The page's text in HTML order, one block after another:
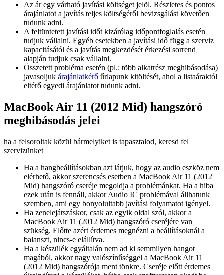
Az ár egy várható javítási költséget jelöl. Részletes és pontos
árajánlatot a javítás teljes költségéről bevizsgálást követően
tudunk adni.
A feltüntetett javítási időt kizárólag időpontfoglalás esetén
tudjuk vállalni. Egyéb esetekben a javítási idő függ a szerviz
kapacitásától és a javítás megkezdését érkezési sorrend
alapján tudjuk csak vállalni.
Összetett probléma esetén (pl.: több alkatrész meghibásodása)
javasoljuk árajánlatkérő űrlapunk kitöltését, ahol a listaáraktól
eltérő egyedi árajánlatot tudunk adni.
MacBook Air 11 (2012 Mid) hangszóró
meghibásodás jelei
ha a felsoroltak közül bármelyiket is tapasztalod, keresd fel
szervizünket
Ha a hangbeállításokban azt látjuk, hogy az audio eszköz nem
elérhető, akkor szerencsés esetben a MacBook Air 11 (2012
Mid) hangszóró cseréje megoldja a problémánkat. Ha a hiba
ezek után is fennáll, akkor Audio IC problémával állhatunk
szemben, ami egy bonyolultabb javítási folyamatot igényel.
Ha zenelejátszáskor, csak az egyik oldal szól, akkor a
MacBook Air 11 (2012 Mid) hangszóró cseréjére van
szükség. Előtte azért érdemes megnézni a beállításoknál a
balanszt, nincs-e elállítva.
Ha a készülék egyáltalán nem ad ki semmilyen hangot
magából, akkor nagy valószínűséggel a MacBook Air 11
(2012 Mid) hangszórója ment tönkre. Cseréje előtt érdemes